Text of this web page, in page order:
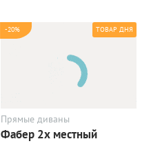
-20% ТОВАР ДНЯ
Прямые диваны
Фабер 2х местный